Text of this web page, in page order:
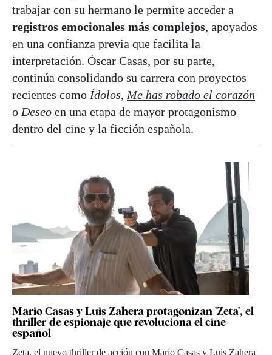
trabajar con su hermano le permite acceder a
registros emocionales más complejos, apoyados
en una confianza previa que facilita la
interpretación. Óscar Casas, por su parte,
continúa consolidando su carrera con proyectos
recientes como Ídolos, Me has robado el corazón
o Deseo en una etapa de mayor protagonismo
dentro del cine y la ficción española.
Mario Casas y Luis Zahera protagonizan 'Zeta', el
thriller de espionaje que revoluciona el cine
español
Zeta, el nuevo thriller de acción con Mario Casas y Luis Zahera